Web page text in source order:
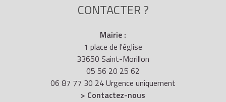
CONTACTER ?
Mairie :
1 place de l'église
33650 Saint-Morillon
05 56 20 25 62
06 87 77 30 24 Urgence uniquement
> Contactez-nous